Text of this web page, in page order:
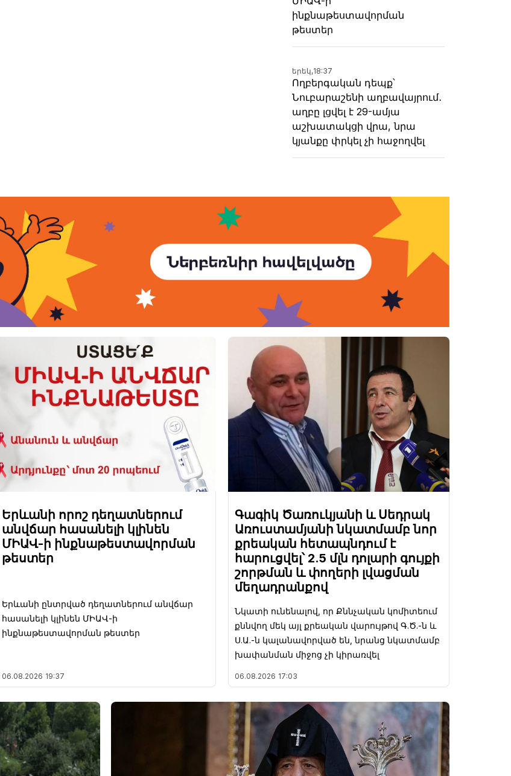
ինքնաթեստավորման
թեստեր
երեկ,18:37
Ողբերգական դեպք՝
Նուբարաշենի աղբավայրում․
աղբը լցվել է 29-ամյա
աշխատակցի վրա, նրա
կյանքը փրկել չի հաջողվել
Երևանի որոշ դեղատներում
անվճար հասանելի կլինեն
ՄԻԱՎ-ի ինքնաթեստավորման
թեստեր
Երևանի ընտրված դեղատներում անվճար
հասանելի կլինեն ՄԻԱՎ-ի
ինքնաթեստավորման թեստեր
06.08.2026 19:37
Գագիկ Ծառուկյանի և Սեդրակ
Առուստամյանի նկատմամբ նոր
քրեական հետապնդում է
հարուցվել՝ 2.5 մլն դոլարի գույքի
շորթման և փողերի լվացման
մեղադրանքով
Նկատի ունենալով, որ Քննչական կոմիտեում
քննվող մեկ այլ քրեական վարույթով Գ.Ծ.-ն և
Ս.Ա.-ն կալանավորված են, նրանց նկատմամբ
խափանման միջոց չի կիրառվել
06.08.2026 17:03